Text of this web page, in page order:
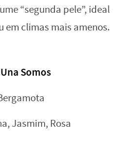
“segunda pele”, ideal
em climas mais amenos.
Somos
Jasmim, Rosa